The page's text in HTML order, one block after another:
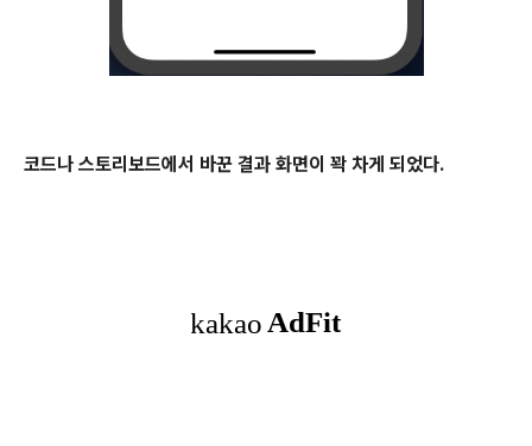
코드나 스토리보드에서 바꾼 결과 화면이 꽉 차게 되었다.